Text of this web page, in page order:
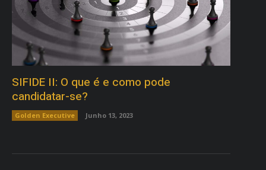
SIFIDE II: O que é e como pode
candidatar-se?
Golden Executive Junho 13, 2023